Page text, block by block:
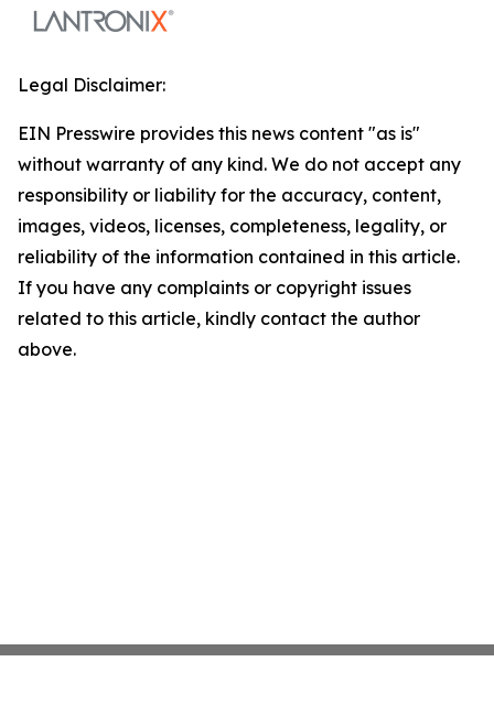
Legal Disclaimer:
EIN Presswire provides this news content "as is"
without warranty of any kind. We do not accept any
responsibility or liability for the accuracy, content,
images, videos, licenses, completeness, legality, or
reliability of the information contained in this article.
If you have any complaints or copyright issues
related to this article, kindly contact the author
above.